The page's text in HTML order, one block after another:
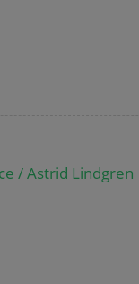
/ Astrid Lindgren